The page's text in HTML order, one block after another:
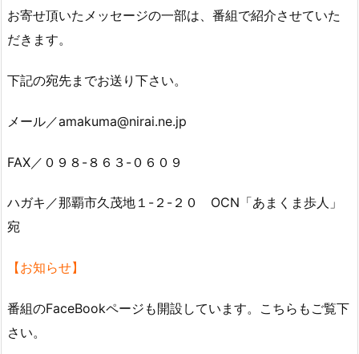
お寄せ頂いたメッセージの一部は、番組で紹介させていた
だきます。
下記の宛先までお送り下さい。
メール／amakuma@nirai.ne.jp
FAX／０９８-８６３-０６０９
ハガキ／那覇市久茂地１-２-２０ OCN「あまくま歩人」
宛
【お知らせ】
番組のFaceBookページも開設しています。こちらもご覧下
さい。